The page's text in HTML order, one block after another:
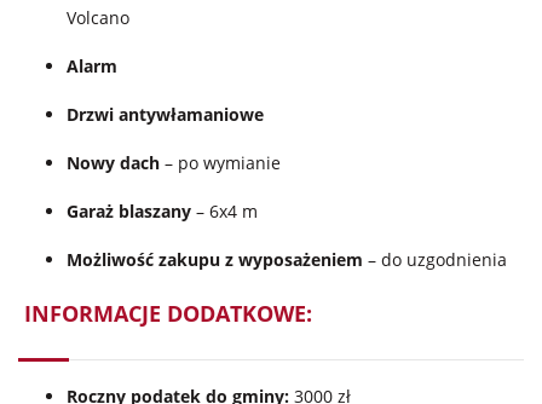
Volcano
Alarm
Drzwi antywłamaniowe
Nowy dach – po wymianie
Garaż blaszany – 6x4 m
Możliwość zakupu z wyposażeniem – do uzgodnienia
INFORMACJE DODATKOWE:
Roczny podatek do gminy: 3000 zł